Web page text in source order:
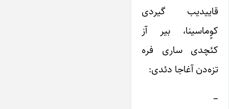
قاییدیب گیردی
کوٍماسینا، بیر آز
کئچدی ساری فره
تزه‌دن آغاجا دئدی:
–